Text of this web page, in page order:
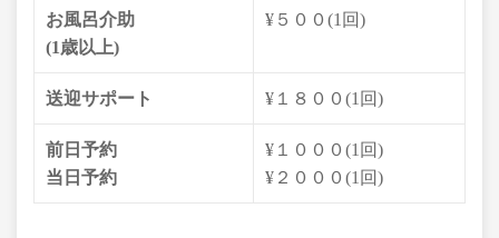
お風呂介助
(1歳以上)
¥５００(1回)
送迎サポート ¥１８００(1回)
前日予約
当日予約
¥１０００(1回)
¥２０００(1回)